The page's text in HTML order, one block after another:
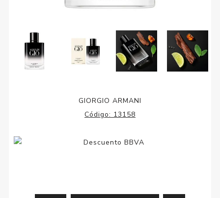
GIORGIO ARMANI
Código: 13158